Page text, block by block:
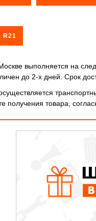
выполняется на
до 2-х дней. Cрок
получения товара,